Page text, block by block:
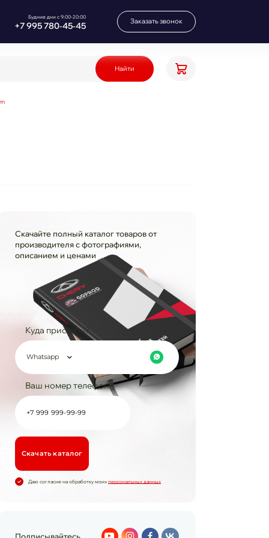
Будние дни с 9:00-20:00
+7 995 780‑45‑45 Заказать звонок
Найти
Скачайте полный каталог товаров от
производителя с фотографиями,
описанием и ценами
Куда прислать?
Whatsapp
Ваш номер телефона
Cкачать каталог
Даю согласие на обработку моих персональных данных
Подписывайтесь